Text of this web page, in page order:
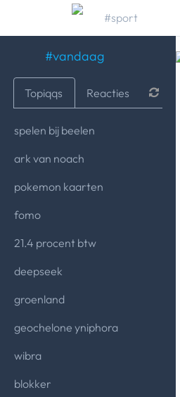
#sport
#vandaag
Topiqqs Reacties
spelen bij beelen
ark van noach
pokemon kaarten
fomo
21.4 procent btw
deepseek
groenland
geochelone yniphora
wibra
blokker